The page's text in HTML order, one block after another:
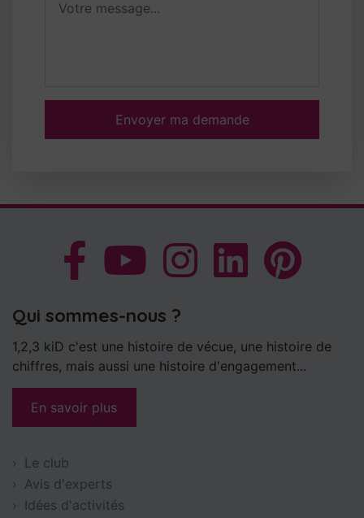
Envoyer ma demande
Qui sommes-nous ?
1,2,3 kiD c'est une histoire de vécue, une histoire de
chiffres, mais aussi une histoire d'engagement...
En savoir plus
Le club
Avis d'experts
Idées d'activités